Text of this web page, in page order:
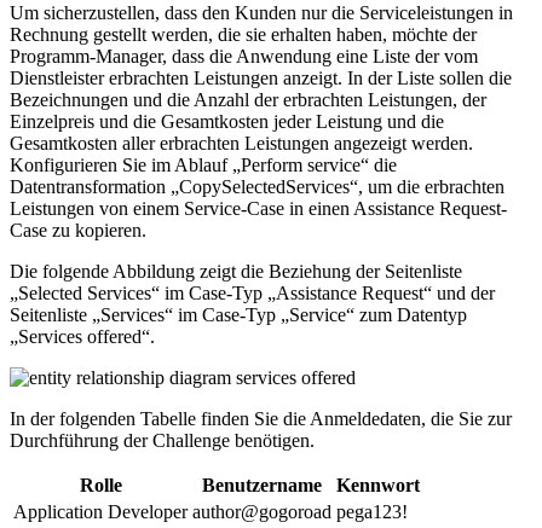
Um sicherzustellen, dass den Kunden nur die Serviceleistungen in
Rechnung gestellt werden, die sie erhalten haben, möchte der
Programm-Manager, dass die Anwendung eine Liste der vom
Dienstleister erbrachten Leistungen anzeigt. In der Liste sollen die
Bezeichnungen und die Anzahl der erbrachten Leistungen, der
Einzelpreis und die Gesamtkosten jeder Leistung und die
Gesamtkosten aller erbrachten Leistungen angezeigt werden.
Konfigurieren Sie im Ablauf „Perform service“ die
Datentransformation „CopySelectedServices“, um die erbrachten
Leistungen von einem Service-Case in einen Assistance Request-
Case zu kopieren.
Die folgende Abbildung zeigt die Beziehung der Seitenliste
„Selected Services“ im Case-Typ „Assistance Request“ und der
Seitenliste „Services“ im Case-Typ „Service“ zum Datentyp
„Services offered“.
In der folgenden Tabelle finden Sie die Anmeldedaten, die Sie zur
Durchführung der Challenge benötigen.
Rolle Benutzername
Kennwort
Application Developer author@gogoroad pega123!